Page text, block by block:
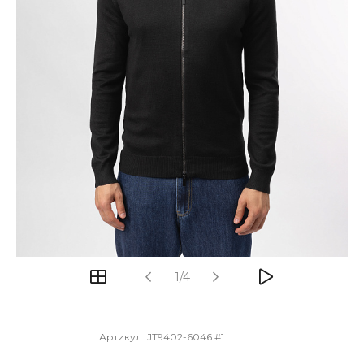
1/4
Артикул: JT9402-6046 #1